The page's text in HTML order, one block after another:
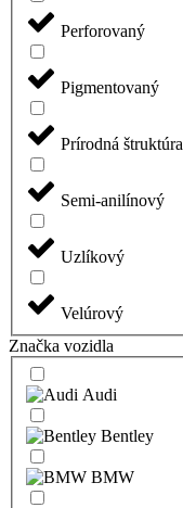
Perforovaný
Pigmentovaný
Prírodná štruktúra
Semi-anilínový
Uzlíkový
Velúrový
Značka vozidla
Audi
Bentley
BMW